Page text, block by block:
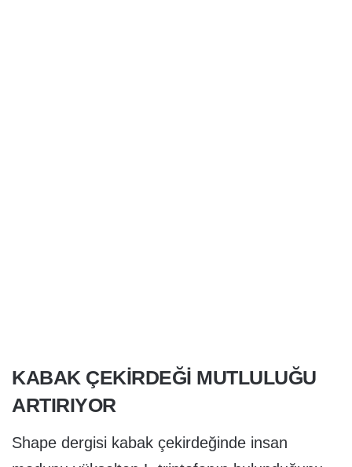
KABAK ÇEKIRDEĞI MUTLULUĞU
ARTIRIYOR
Shape dergisi kabak çekirdeğinde insan